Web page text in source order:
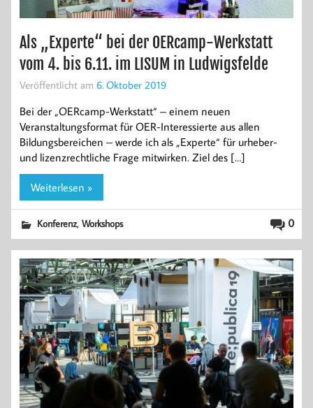
Als „Experte“ bei der OERcamp-Werkstatt
vom 4. bis 6.11. im LISUM in Ludwigsfelde
Veröffentlicht am 6. Oktober 2019
Bei der „OERcamp-Werkstatt“ – einem neuen
Veranstaltungsformat für OER-Interessierte aus allen
Bildungsbereichen – werde ich als „Experte“ für urheber-
und lizenzrechtliche Frage mitwirken. Ziel des […]
Weiterlesen »
0
Konferenz,Workshops